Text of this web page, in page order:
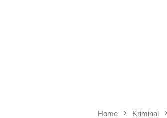
Home Kriminal